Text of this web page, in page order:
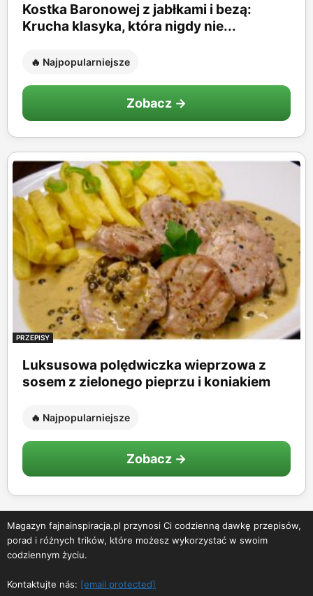
Kostka Baronowej z jabłkami i bezą:
Krucha klasyka, która nigdy nie...
🔥 Najpopularniejsze
Zobacz →
PRZEPISY
Luksusowa polędwiczka wieprzowa z
sosem z zielonego pieprzu i koniakiem
🔥 Najpopularniejsze
Zobacz →
Magazyn fajnainspiracja.pl przynosi Ci codzienną dawkę przepisów,
porad i różnych trików, które możesz wykorzystać w swoim
codziennym życiu.
Kontaktujte nás: [email protected]